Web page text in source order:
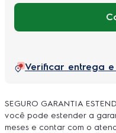
Verificar entrega
SEGURO GARANTIA
você pode estender a
meses e contar com o